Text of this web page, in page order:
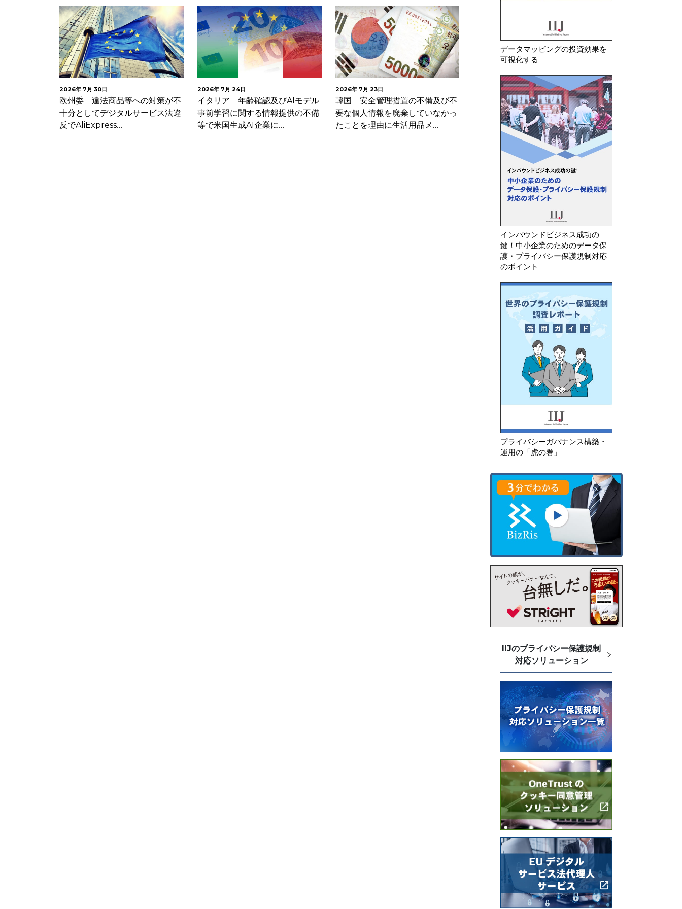
2026年 7月 30日
欧州委 違法商品等への対策が不
十分としてデジタルサービス法違
反でAliExpress…
2026年 7月 24日
イタリア 年齢確認及びAIモデル
事前学習に関する情報提供の不備
等で米国生成AI企業に…
2026年 7月 23日
韓国 安全管理措置の不備及び不
要な個人情報を廃棄していなかっ
たことを理由に生活用品メ…
2026年 7月 17日
イタリア SPID事業者に対し本
人確認システムの設計不備等を理
由にGDPR違反で10…
2026年 8月 7日
イタリア スコア
ムを利用した電力
者等計4社に対し
データマッピングの投資効果を
可視化する
インバウンドビジネス成功の
鍵！中小企業のためのデータ保
護・プライバシー保護規制対応
のポイント
プライバシーガバナンス構築・
運用の「虎の巻」
IIJのプライバシー保護規制
対応ソリューション